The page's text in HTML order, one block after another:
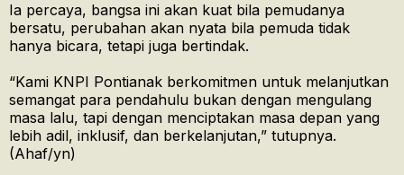
Ia percaya, bangsa ini akan kuat bila pemudanya
bersatu, perubahan akan nyata bila pemuda tidak
hanya bicara, tetapi juga bertindak.
“Kami KNPI Pontianak berkomitmen untuk melanjutkan
semangat para pendahulu bukan dengan mengulang
masa lalu, tapi dengan menciptakan masa depan yang
lebih adil, inklusif, dan berkelanjutan,” tutupnya.
(Ahaf/yn)